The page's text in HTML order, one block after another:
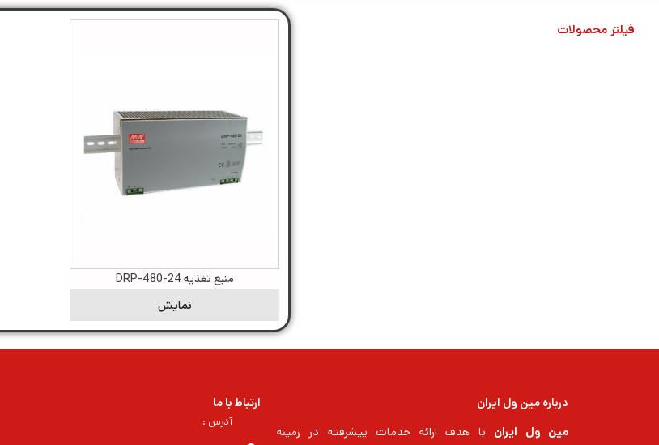
فیلتر محصولات
منبع تغذیه DRP-480-24
نمایش
درباره مین ول ایران
مین ول ایران با هدف ارائه خدمات پیشرفته در زمینه
ارتباط با ما
آدرس :